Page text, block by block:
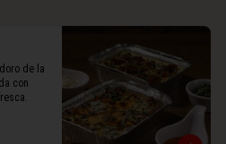
de la
con